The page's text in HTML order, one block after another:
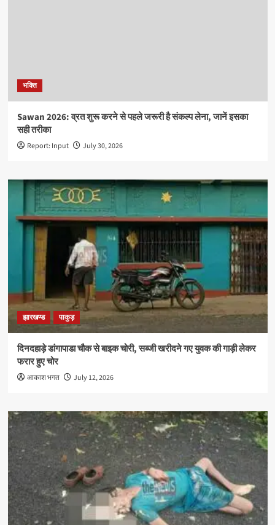
भक्ति
Sawan 2026: व्रत शुरू करने से पहले जरूरी है संकल्प लेना, जानें इसका
सही तरीका
Report: Input July 30, 2026
झारखण्ड पाकुड़
दिनदहाड़े डांगापाडा चौक से बाइक चोरी, सब्जी खरीदने गए युवक की गाड़ी लेकर
फरार हुए चोर
आकाश भगत July 12, 2026